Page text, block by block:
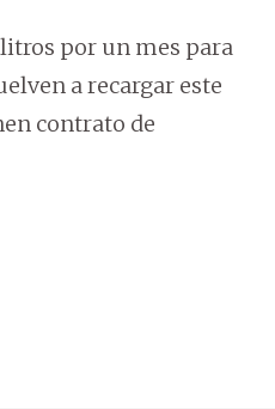
por un mes para
a recargar este
contrato de